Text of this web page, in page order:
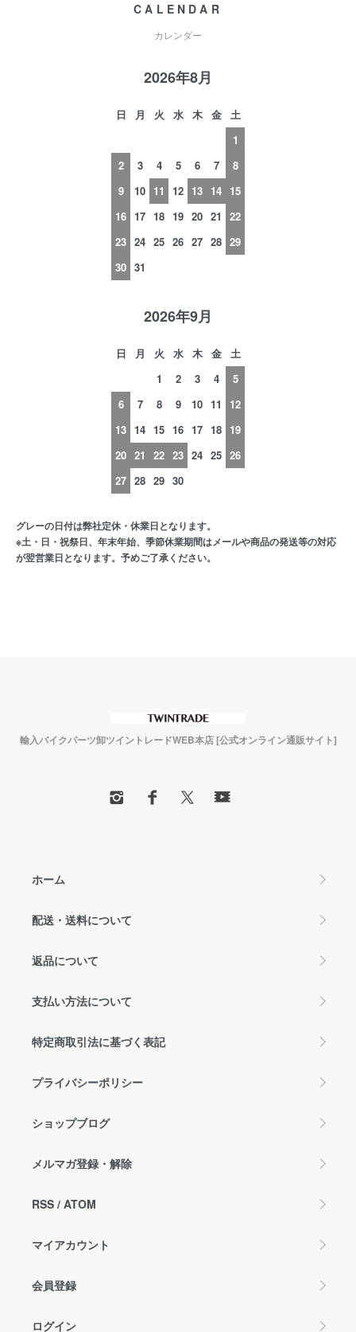
CALENDAR
カレンダー
2026年8月
日 月 火 水 木 金
土
1
2
3 4 5 6 7
8
9
10 11 12 13 14 15
16 17 18 19 20 21
22
23 24 25 26 27 28 29
30 31
2026年9月
日 月 火 水 木 金
土
1
2 3 4
5
6
7 8 9 10 11
12
13 14 15 16 17 18 19
20 21 22 23 24 25 26
27 28 29 30
グレーの日付は弊社定休・休業日となります。
※土・日・祝祭日、年末年始、季節休業期間はメールや商品の発送等の対応
が翌営業日となります。予めご了承ください。
輸入バイクパーツ卸ツイントレードWEB本店 [公式オンライン通販サイト]
ホーム
配送・送料について
返品について
支払い方法について
特定商取引法に基づく表記
プライバシーポリシー
ショップブログ
メルマガ登録・解除
RSS / ATOM
マイアカウント
会員登録
ログイン